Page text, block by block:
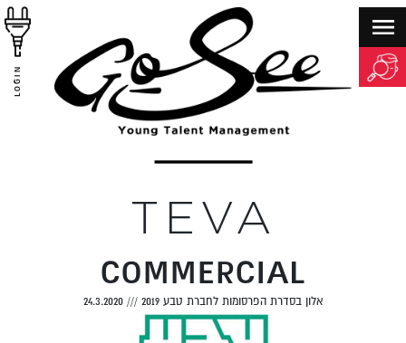
LOGIN
TEVA
COMMERCIAL
אלון בסדרת הפרסומות לחברת טבע 2019 ///
24.3.2020